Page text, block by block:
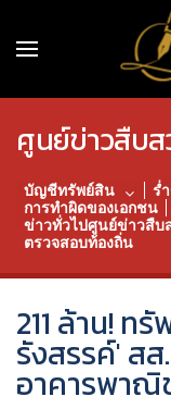
ศูนย์ข่าวสืบ
บัญชีทรัพย์สิน ร่
การทำผิดของเอกชน
ข่าวทั่วไปศูนย์ข่าวสืบ
ตรวจสอบท้องถิ่น
211 ล้าน! ท
รังสรรค์' ส
อาคารพาณิ